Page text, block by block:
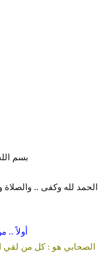
بسم
الحمد لله وكفى ..
أولاً ..
الصحابي هو : كل من لقي